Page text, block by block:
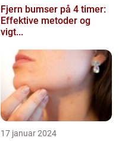
Fjern bumser på 4 timer:
Effektive metoder og
vigt...
17 januar 2024